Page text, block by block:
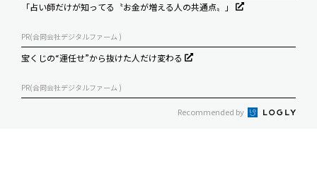
「占い師だけが知ってる〝お金が増える人の共通点〟」
PR(合同会社デジタルファーム )
宝くじの“運任せ”から抜けた人だけ変わる
PR(合同会社デジタルファーム )
Recommended by